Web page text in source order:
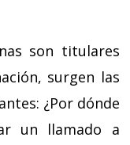
son titulares
surgen las
¿Por dónde
un llamado a